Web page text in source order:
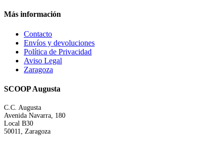
Más información
Contacto
Envíos y devoluciones
Política de Privacidad
Aviso Legal
Zaragoza
SCOOP Augusta
C.C. Augusta
Avenida Navarra, 180
Local B30
50011, Zaragoza